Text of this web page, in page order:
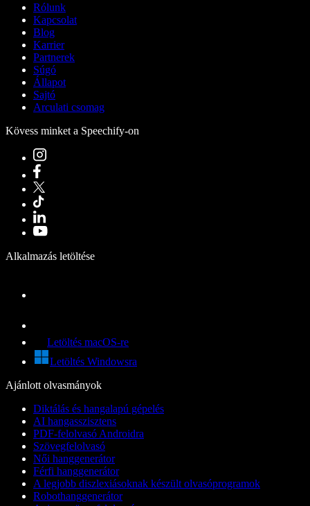
Rólunk
Kapcsolat
Blog
Karrier
Partnerek
Súgó
Állapot
Sajtó
Arculati csomag
Kövess minket a Speechify-on
Alkalmazás letöltése
Letöltés macOS-re
Letöltés Windowsra
Ajánlott olvasmányok
Diktálás és hangalapú gépelés
AI hangasszisztens
PDF-felolvasó Androidra
Szövegfelolvasó
Női hanggenerátor
Férfi hanggenerátor
A legjobb diszlexiásoknak készült olvasóprogramok
Robothanggenerátor